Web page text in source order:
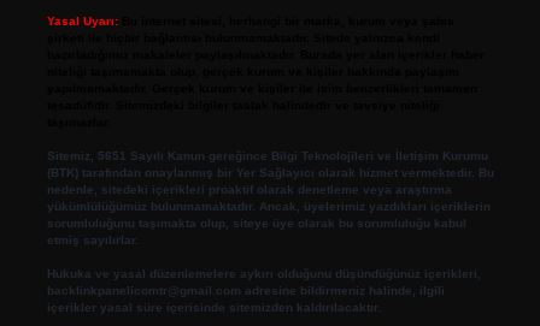
Yasal Uyarı:
Sitemiz, 5651 Sayılı Kanun gereğince Bilgi Teknolojileri ve İletişim Kurumu
(BTK) tarafından onaylanmış bir Yer Sağlayıcı olarak hizmet vermektedir. Bu
nedenle, sitedeki içerikleri proaktif olarak denetleme veya araştırma
yükümlülüğümüz bulunmamaktadır. Ancak, üyelerimiz yazdıkları içeriklerin
sorumluluğunu taşımakta olup, siteye üye olarak bu sorumluluğu kabul
etmiş sayılırlar.
Hukuka ve yasal düzenlemelere aykırı olduğunu düşündüğünüz içerikleri,
backlinkpanelicomtr@gmail.com adresine bildirmeniz halinde, ilgili
içerikler yasal süre içerisinde sitemizden kaldırılacaktır.